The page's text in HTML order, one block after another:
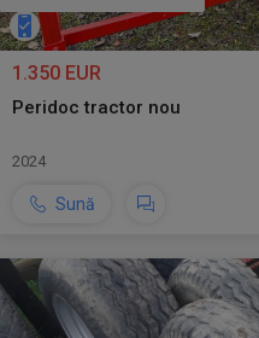
1.350 EUR
Peridoc tractor nou
2024
Sună